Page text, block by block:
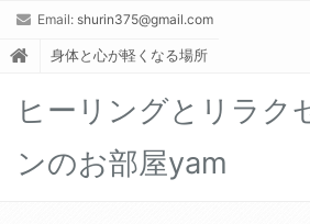
Email: shurin375@gmail.com
身体と心が軽くなる場所
ヒーリングとリラク
ンのお部屋yam